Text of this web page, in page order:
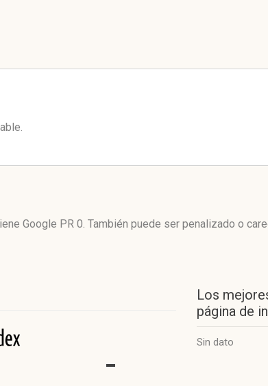
Google PR 0. También puede ser penalizado o
-
Los
página de
Sin dato